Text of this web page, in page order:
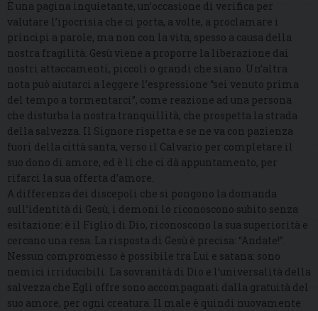
È una pagina inquietante, un’occasione di verifica per
valutare l’ipocrisia che ci porta, a volte, a proclamare i
principi a parole, ma non con la vita, spesso a causa della
nostra fragilità. Gesù viene a proporre la liberazione dai
nostri attaccamenti, piccoli o grandi che siano. Un’altra
nota può aiutarci a leggere l’espressione “sei venuto prima
del tempo a tormentarci”, come reazione ad una persona
che disturba la nostra tranquillità, che prospetta la strada
della salvezza. Il Signore rispetta e se ne va con pazienza
fuori della città santa, verso il Calvario per completare il
suo dono di amore, ed è lì che ci dà appuntamento, per
rifarci la sua offerta d’amore.
A differenza dei discepoli che si pongono la domanda
sull’identità di Gesù, i demoni lo riconoscono subito senza
esitazione: è il Figlio di Dio, riconoscono la sua superiorità e
cercano una resa. La risposta di Gesù è precisa: “Andate!”.
Nessun compromesso è possibile tra Lui e satana: sono
nemici irriducibili. La sovranità di Dio e l’universalità della
salvezza che Egli offre sono accompagnati dalla gratuità del
suo amore, per ogni creatura. Il male è quindi nuovamente